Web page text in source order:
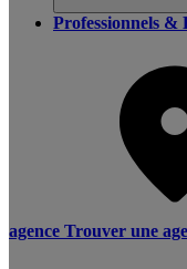
Professionnels &
agence Trouver une